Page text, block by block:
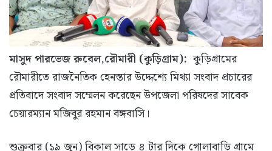
মাসুদ পারভেজ রুবেল,রৌমারী (কুড়িগ্রাম):কুড়িগ্রামের
রৌমারীতে রাজনৈতিক হেনস্তার উদ্দেশ্যে মিথ্যা সংবাদ প্রচারের
প্রতিবাদে সংবাদ সম্মেলন করেছেন উপজেলা পরিষদের সাবেক
চেয়ারম্যান মজিবুর রহমান বঙ্গবাসি।
শুক্রবার (১৯ জুন) বিকাল সাড়ে ৪ টার দিকে গোলাবাড়ি গ্রামে